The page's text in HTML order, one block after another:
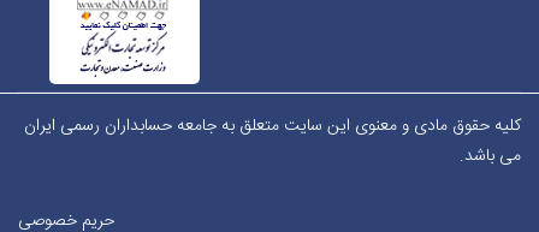
کلیه حقوق مادی و معنوی این سایت متعلق به جامعه حسابداران رسمی ایران
می باشد.
حریم خصوصی